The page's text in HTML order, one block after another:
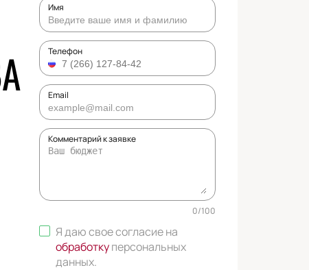
Имя
Телефон
Email
Комментарий к заявке
0/100
Я даю свое согласие на
обработкуперсональных
данных.